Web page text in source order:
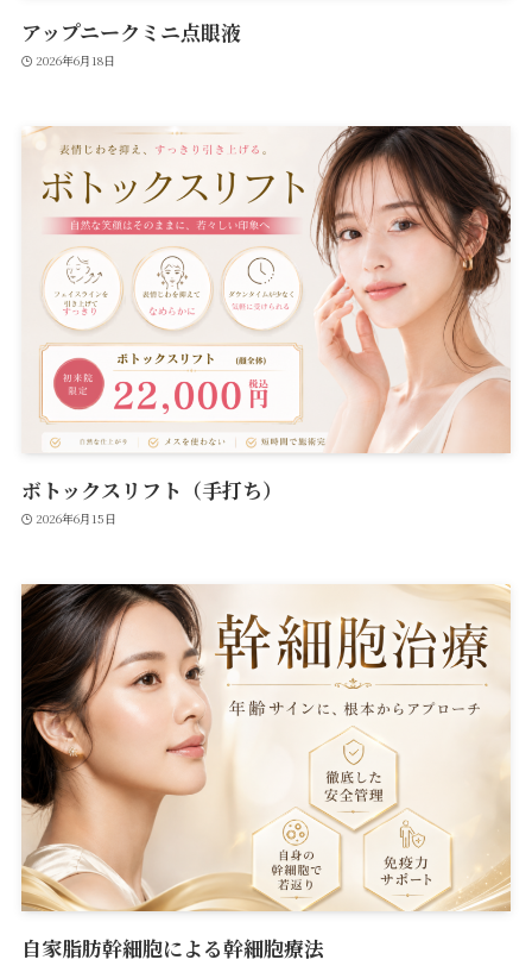
アップニークミニ点眼液
2026年6月18日
ボトックスリフト（手打ち）
2026年6月15日
自家脂肪幹細胞による幹細胞療法